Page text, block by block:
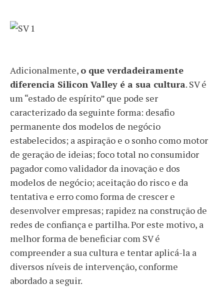
Adicionalmente, o que verdadeiramente
diferencia Silicon Valley é a sua cultura. SV é
um “estado de espírito” que pode ser
caracterizado da seguinte forma: desafio
permanente dos modelos de negócio
estabelecidos; a aspiração e o sonho como motor
de geração de ideias; foco total no consumidor
pagador como validador da inovação e dos
modelos de negócio; aceitação do risco e da
tentativa e erro como forma de crescer e
desenvolver empresas; rapidez na construção de
redes de confiança e partilha. Por este motivo, a
melhor forma de beneficiar com SV é
compreender a sua cultura e tentar aplicá-la a
diversos níveis de intervenção, conforme
abordado a seguir.